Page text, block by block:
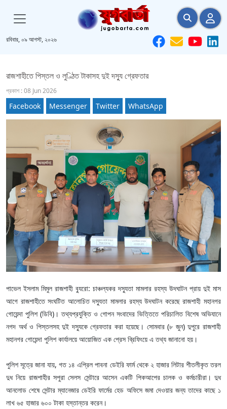
রবিবার, ০৯ আগস্ট, ২০২৬
রাজশাহীতে পিস্তল ও লুণ্ঠিত টাকাসহ দুই দস্যু গ্রেফতার
প্রকাশ : 08 Jun 2026
Facebook Messenger Twitter WhatsApp
পাভেল ইসলাম মিমুল রাজশাহী ব্যুরো: চাঞ্চল্যকর দস্যুতা মামলার রহস্য উদঘাটন প্রায় দুই মাস
আগে রাজশাহীতে সংঘটিত আলোচিত দস্যুতা মামলার রহস্য উদঘাটন করেছে রাজশাহী মহানগর
গোয়েন্দা পুলিশ (ডিবি)। তথ্যপ্রযুক্তি ও গোপন সংবাদের ভিত্তিতে পরিচালিত বিশেষ অভিযানে
নগদ অর্থ ও পিস্তলসহ দুই দস্যুকে গ্রেফতার করা হয়েছে। সোমবার (৮ জুন) দুপুরে রাজশাহী
মহানগর গোয়েন্দা পুলিশ কার্যালয়ে আয়োজিত এক প্রেস ব্রিফিংয়ে এ তথ্য জানানো হয়।
পুলিশ সূত্রে জানা যায়, গত ১৪ এপ্রিল পাবনা ডেইরি ফার্ম থেকে ২ হাজার লিটার শীতলীকৃত তরল
দুধ নিয়ে রাজশাহীর সপুরা সেলস সেন্টারে আসেন একটি পিকআপের চালক ও কর্মচারীরা। দুধ
আনলোড শেষে সেন্টার ম্যানেজার ডেইরি ফার্মের হেড অফিসে জমা দেওয়ার জন্য তাদের কাছে ১
লাখ ৬৫ হাজার ৬০০ টাকা হস্তান্তর করেন।